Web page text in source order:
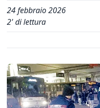
24 febbraio 2026
2' di lettura